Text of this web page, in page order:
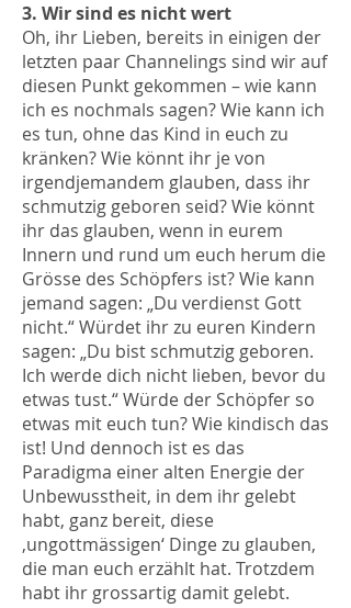
3. Wir sind es nicht wert
Oh, ihr Lieben, bereits in einigen der
letzten paar Channelings sind wir auf
diesen Punkt gekommen – wie kann
ich es nochmals sagen? Wie kann ich
es tun, ohne das Kind in euch zu
kränken? Wie könnt ihr je von
irgendjemandem glauben, dass ihr
schmutzig geboren seid? Wie könnt
ihr das glauben, wenn in eurem
Innern und rund um euch herum die
Grösse des Schöpfers ist? Wie kann
jemand sagen: „Du verdienst Gott
nicht.“ Würdet ihr zu euren Kindern
sagen: „Du bist schmutzig geboren.
Ich werde dich nicht lieben, bevor du
etwas tust.“ Würde der Schöpfer so
etwas mit euch tun? Wie kindisch das
ist! Und dennoch ist es das
Paradigma einer alten Energie der
Unbewusstheit, in dem ihr gelebt
habt, ganz bereit, diese
‚ungottmässigen‘ Dinge zu glauben,
die man euch erzählt hat. Trotzdem
habt ihr grossartig damit gelebt.